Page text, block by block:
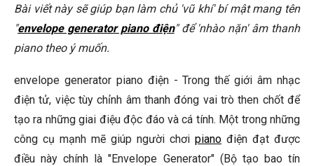
Envelope Generator có trên tất cả các loại piano điện
Làm thế nào để biết piano điện của tôi có Envelope
Tôi có thể sử dụng Envelope Generator để tạo ra những
loại âm thanh nào?
🎹 Khám Phá Piano Đẳng Cấp Tại Elite Piano
Kết Luận
Bài viết này sẽ giúp bạn làm chủ 'vũ khí' bí mật mang tên
"envelope generator piano điện" để 'nhào nặn' âm thanh
piano theo ý muốn.
envelope generator piano điện - Trong thế giới âm nhạc
điện tử, việc tùy chỉnh âm thanh đóng vai trò then chốt để
tạo ra những giai điệu độc đáo và cá tính. Một trong những
công cụ mạnh mẽ giúp người chơi piano điện đạt được
điều này chính là "Envelope Generator" (Bộ tạo bao tín